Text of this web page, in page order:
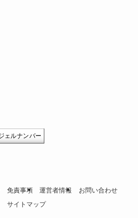
免責事項 運営者情報
お問い合わせ
サイトマップ